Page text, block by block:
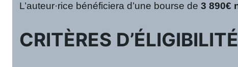
L’auteur·rice bénéficiera d’une bourse de3 890€
CRITÈRES D’ÉLIGIBILITÉ